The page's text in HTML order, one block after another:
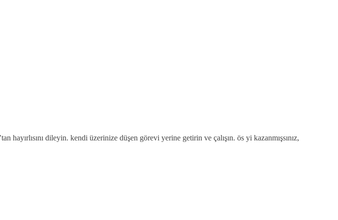
dileyin. kendi üzerinize düşen görevi yerine getirin ve çalışın. ös yi kazanmışsınız,